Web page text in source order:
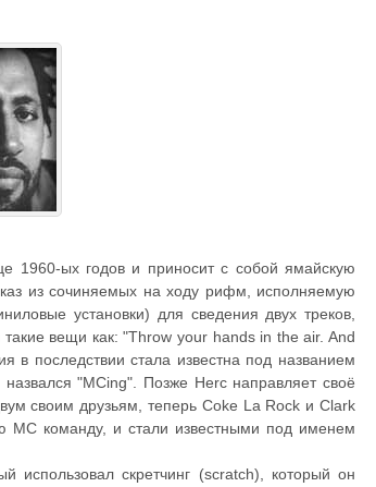
1960-ых годов и приносит с собой ямайскую
из сочиняемых на ходу рифм, исполняемую
установки) для сведения двух треков,
вещи как: "Throw your hands in the air. And
в последствии стала известна под названием
"MCing". Позже Herc направляет своё
своим друзьям, теперь Coke La Rock и Clark
команду, и стали известными под именем
скретчинг (scratch), который он